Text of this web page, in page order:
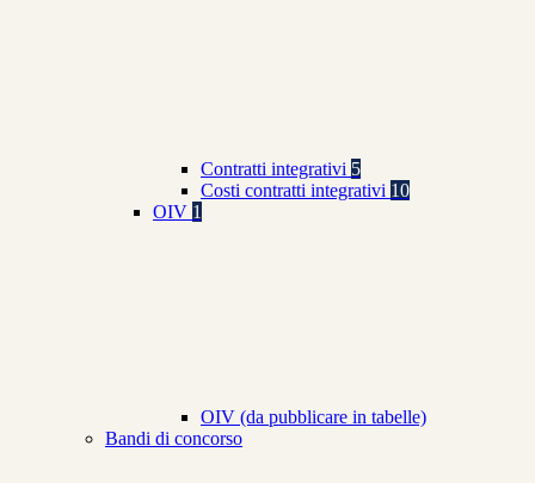
Contratti integrativi 5
Costi contratti integrativi 10
OIV 1
OIV (da pubblicare in tabelle)
Bandi di concorso